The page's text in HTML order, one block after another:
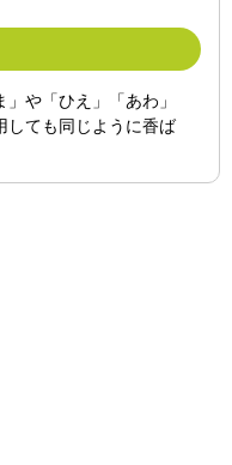
や「ひえ」「あわ」
しても同じように香ば